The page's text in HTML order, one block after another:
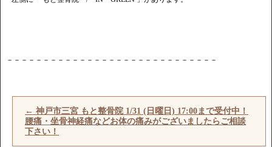
－－－－－－－－－－－－－－－－－－－－－－－－－－－－－
← 神戸市三宮 もと整骨院 1/31 (日曜日) 17:00まで受付中！
腰痛・坐骨神経痛などお体の痛みがございましたらご相談
下さい！